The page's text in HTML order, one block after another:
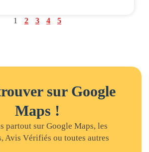
1 2 3 4 5
sur Google
Maps !
partout sur Google Maps, les
Avis Vérifiés ou toutes autres